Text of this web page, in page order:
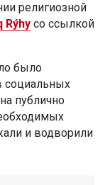
религиозной
Rýhy со ссылкой
было
социальных
публично
и водворили